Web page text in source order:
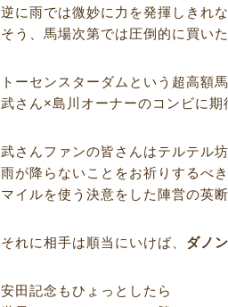
逆に雨では微妙に力を発揮しきれな
そう、馬場次第では圧倒的に買いた
トーセンスターダムという超高額
武さん×島川オーナーのコンビに期
武さんファンの皆さんはテルテル坊
雨が降らないことをお祈りするべ
マイルを使う決意をした陣営の英断
それに相手は順当にいけば、 ダノ
安田記念もひょっとしたら